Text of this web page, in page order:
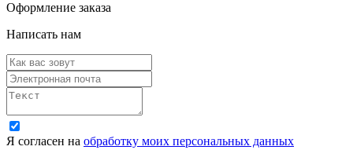
Оформление заказа
Написать нам
Я согласен на обработку моих персональных данных